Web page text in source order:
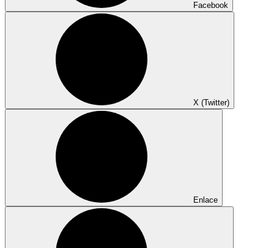
Facebook
X (Twitter)
Enlace